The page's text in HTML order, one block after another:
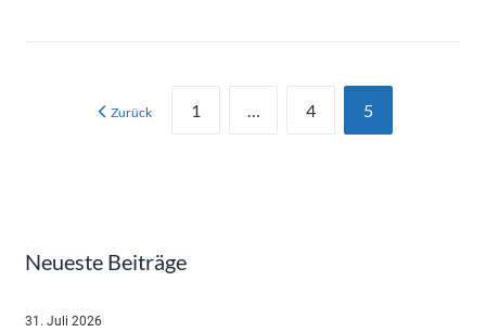
Seitennummerierung
Zurück 1 4 5
Neueste Beiträge
31. Juli 2026